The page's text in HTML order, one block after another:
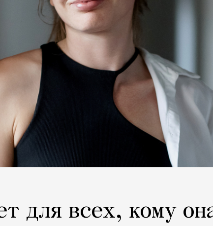
для всех, кому